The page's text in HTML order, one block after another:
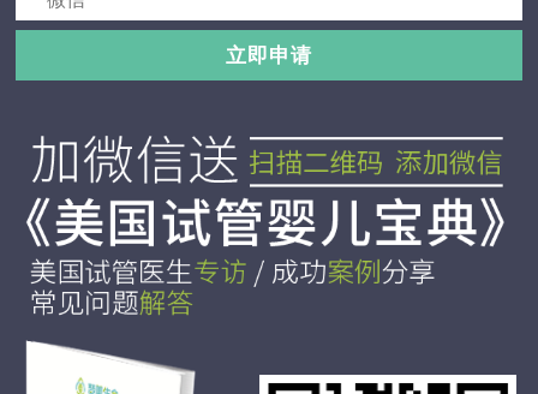
立即申请